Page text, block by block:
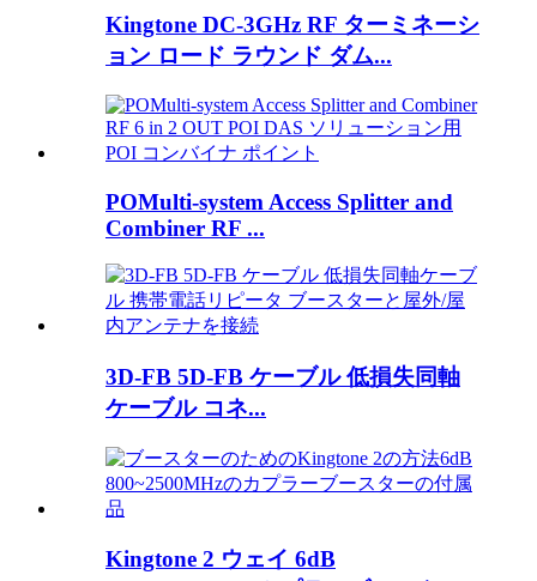
Kingtone DC-3GHz RF ターミネーシ
ョン ロード ラウンド ダム...
POMulti-system Access Splitter and
Combiner RF ...
3D-FB 5D-FB ケーブル 低損失同軸
ケーブル コネ...
Kingtone 2 ウェイ 6dB